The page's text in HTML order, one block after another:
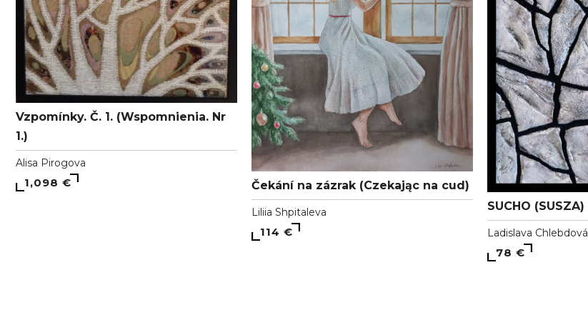
Vzpomínky. Č. 1. (Wspomnienia. Nr
1.)
Alisa Pirogova
1,098 € Čekání na zázrak (Czekając na cud)
Liliia Shpitaleva
114 €
SUCHO (SUSZA)
Ladislava Chlebdová
78 €